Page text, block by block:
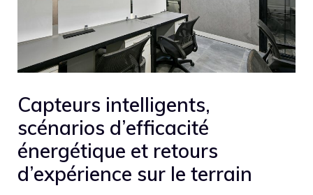
Capteurs intelligents,
scénarios d’efficacité
énergétique et retours
d’expérience sur le terrain